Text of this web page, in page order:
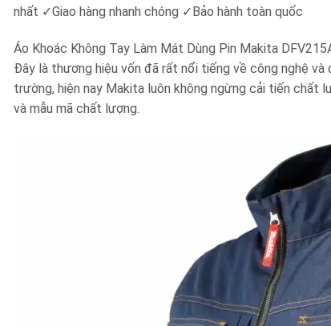
nhất ✓Giao hàng nhanh chóng ✓Bảo hành toàn quốc
Áo Khoác Không Tay Làm Mát Dùng Pin Makita
Đây là thương hiệu vốn đã rất nổi tiếng về công nghệ và
trường, hiện nay Makita luôn không ngừng cải tiến chất
và mẫu mã chất lượng.